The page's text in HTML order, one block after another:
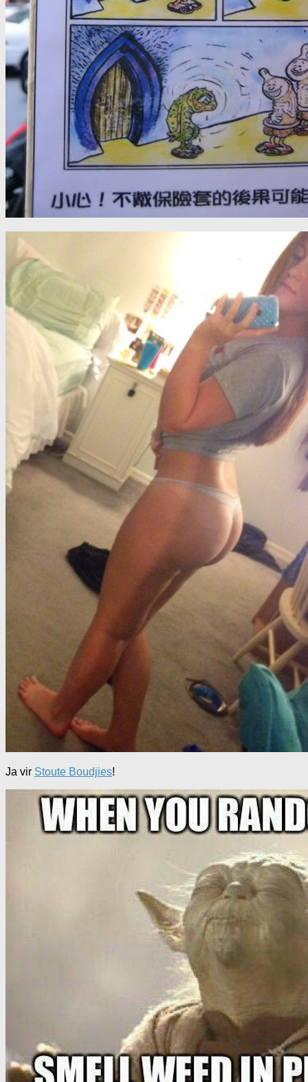
Ja vir Stoute Boudjies!